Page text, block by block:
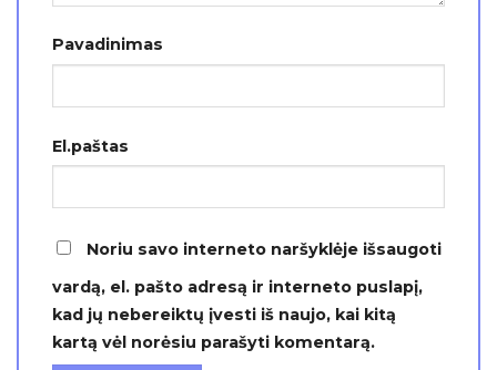
Pavadinimas
El.paštas
Noriu savo interneto naršyklėje išsaugoti
vardą, el. pašto adresą ir interneto puslapį,
kad jų nebereiktų įvesti iš naujo, kai kitą
kartą vėl norėsiu parašyti komentarą.